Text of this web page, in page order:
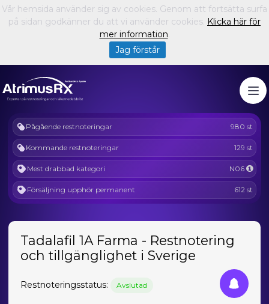
Pågående restnoteringar 980 st
Kommande restnoteringar 129 st
Mest drabbad kategori N06
Försäljning upphör permanent 612 st
Tadalafil 1A Farma - Restnotering
och tillgänglighet i Sverige
Restnoteringsstatus: Avslutad
Vår hemsida använder sig av cookies. Genom att fortsätta surfa
på sidan godkänner du att vi använder cookies. Klicka här för
mer information.
Jag förstår